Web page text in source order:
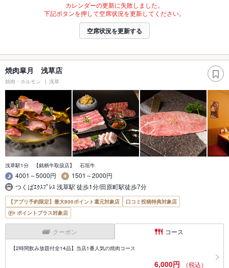
カレンダーの更新に失敗しました。
下記ボタンを押して空席状況を更新してください。
空席状況を更新する
焼肉皐月 浅草店
焼肉・ホルモン 浅草
浅草駅1分 【銘柄牛取扱店】 石垣牛
4001～5000円
1501～2000円
つくばｴｸｽﾌﾟﾚｽ 浅草駅 徒歩1分/田原町駅徒歩7分
【アプリ予約限定】最大800ポイント還元対象店
口コミ投稿特典対象店
ポイントプラス対象店
クーポン コース
【2時間飲み放題付全14品】当店1番人気の焼肉コース
6,000円 （税込）